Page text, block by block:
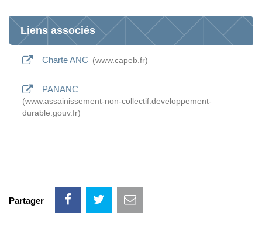
Liens associés
Charte ANC www.capeb.fr
PANANC
www.assainissement-non-collectif.developpement-
durable.gouv.fr
Partager